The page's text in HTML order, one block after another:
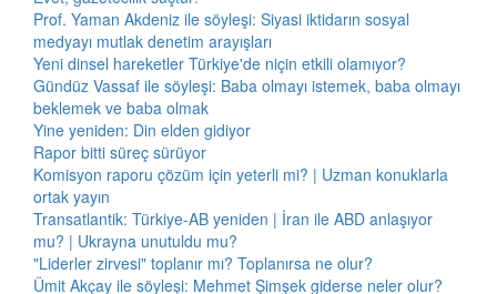
Prof. Yaman Akdeniz ile söyleşi: Siyasi iktidarın sosyal
medyayı mutlak denetim arayışları
Yeni dinsel hareketler Türkiye'de niçin etkili olamıyor?
Gündüz Vassaf ile söyleşi: Baba olmayı istemek, baba olmayı
beklemek ve baba olmak
Yine yeniden: Din elden gidiyor
Rapor bitti süreç sürüyor
Komisyon raporu çözüm için yeterli mi? | Uzman konuklarla
ortak yayın
Transatlantik: Türkiye-AB yeniden | İran ile ABD anlaşıyor
mu? | Ukrayna unutuldu mu?
"Liderler zirvesi" toplanır mı? Toplanırsa ne olur?
Ümit Akçay ile söyleşi: Mehmet Şimşek giderse neler olur?